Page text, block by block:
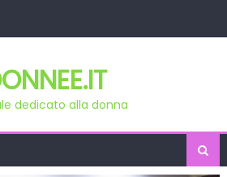
dedicato alla donna